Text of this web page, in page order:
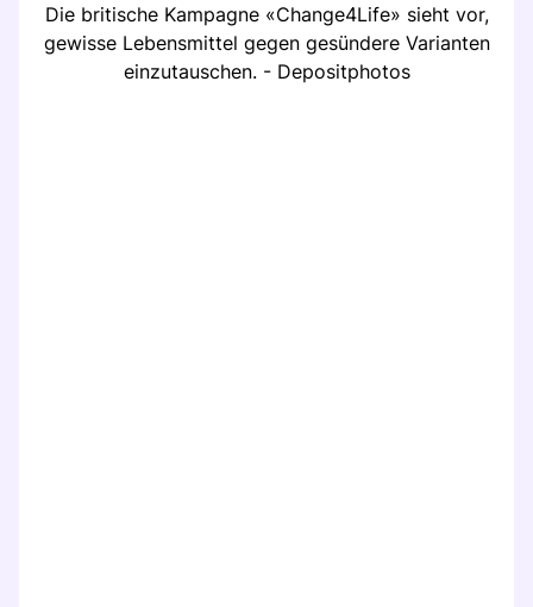
Die britische Kampagne «Change4Life» sieht vor,
gewisse Lebensmittel gegen gesündere Varianten
einzutauschen. - Depositphotos